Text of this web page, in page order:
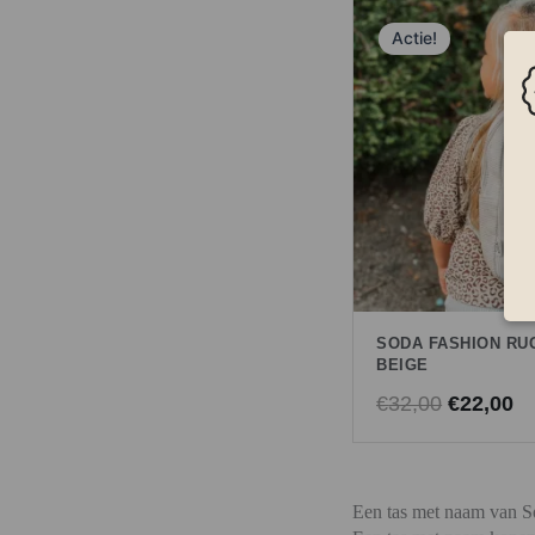
Actie!
SODA FASHION
BEIGE
€32,00
prijs
was:
€32,00.
€22,00
Een tas met naam van